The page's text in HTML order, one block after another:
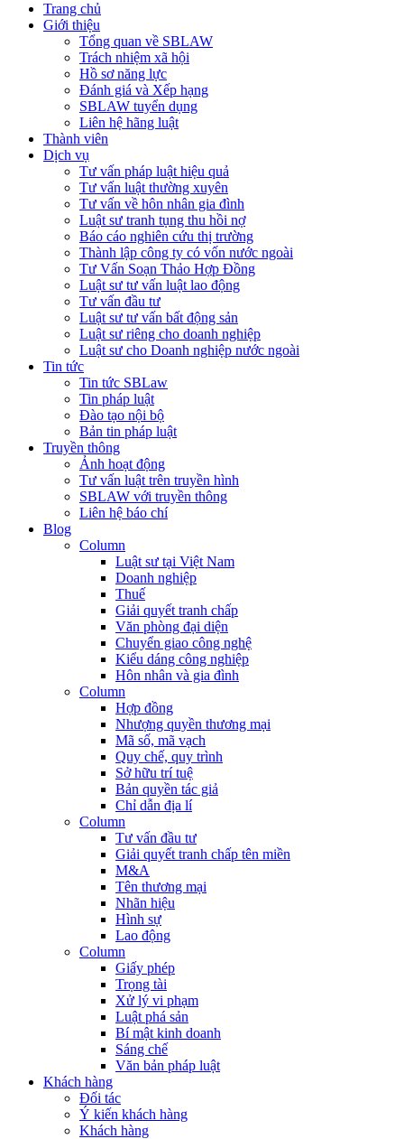
Trang chủ
Giới thiệu
Tổng quan về SBLAW
Trách nhiệm xã hội
Hồ sơ năng lực
Đánh giá và Xếp hạng
SBLAW tuyển dụng
Liên hệ hãng luật
Thành viên
Dịch vụ
Tư vấn pháp luật hiệu quả
Tư vấn luật thường xuyên
Tư vấn về hôn nhân gia đình
Luật sư tranh tụng thu hồi nợ
Báo cáo nghiên cứu thị trường
Thành lập công ty có vốn nước ngoài
Tư Vấn Soạn Thảo Hợp Đồng
Luật sư tư vấn luật lao động
Tư vấn đầu tư
Luật sư tư vấn bất động sản
Luật sư riêng cho doanh nghiệp
Luật sư cho Doanh nghiệp nước ngoài
Tin tức
Tin tức SBLaw
Tin pháp luật
Đào tạo nội bộ
Bản tin pháp luật
Truyền thông
Ảnh hoạt động
Tư vấn luật trên truyền hình
SBLAW với truyền thông
Liên hệ báo chí
Blog
Column
Luật sư tại Việt Nam
Doanh nghiệp
Thuế
Giải quyết tranh chấp
Văn phòng đại diện
Chuyển giao công nghệ
Kiểu dáng công nghiệp
Hôn nhân và gia đình
Column
Hợp đồng
Nhượng quyền thương mại
Mã số, mã vạch
Quy chế, quy trình
Sở hữu trí tuệ
Bản quyền tác giả
Chỉ dẫn địa lí
Column
Tư vấn đầu tư
Giải quyết tranh chấp tên miền
M&A
Tên thương mại
Nhãn hiệu
Hình sự
Lao động
Column
Giấy phép
Trọng tài
Xử lý vi phạm
Luật phá sản
Bí mật kinh doanh
Sáng chế
Văn bản pháp luật
Khách hàng
Đối tác
Ý kiến khách hàng
Khách hàng